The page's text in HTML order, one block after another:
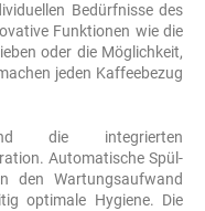
Bedürfnisse des
Funktionen wie die
oder die Möglichkeit,
jeden Kaffeebezug
die integrierten
Automatische Spül-
den Wartungsaufwand
optimale Hygiene. Die